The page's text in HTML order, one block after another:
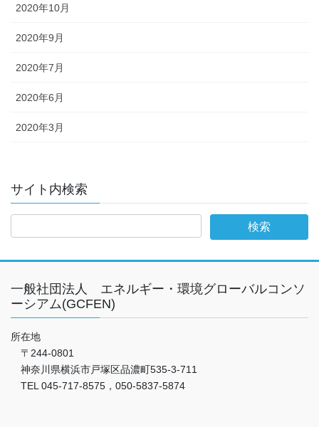
2020年10月
2020年9月
2020年7月
2020年6月
2020年3月
サイト内検索
一般社団法人 エネルギー・環境グローバルコンソ
ーシアム(GCFEN)
所在地
〒244-0801
神奈川県横浜市戸塚区品濃町535-3-711
TEL 045-717-8575，050-5837-5874